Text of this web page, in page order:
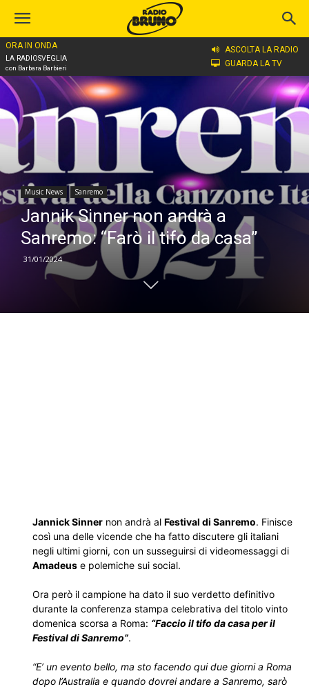
ORA IN ONDA
LA RADIOSVEGLIA
con Barbara Barbieri
ASCOLTA LA RADIO
GUARDA LA TV
Home
Music News Sanremo
Jannik Sinner non andrà a
Sanremo: “Farò il tifo da casa”
31/01/2024
Jannick Sinner non andrà al Festival di Sanremo. Finisce
così una delle vicende che ha fatto discutere gli italiani
negli ultimi giorni, con un susseguirsi di videomessaggi di
Amadeus e polemiche sui social.
Ora però il campione ha dato il suo verdetto definitivo
durante la conferenza stampa celebrativa del titolo vinto
domenica scorsa a Roma: “Faccio il tifo da casa per il
Festival di Sanremo”.
“E’ un evento bello, ma sto facendo qui due giorni a Roma
dopo l’Australia e quando dovrei andare a Sanremo, sarò